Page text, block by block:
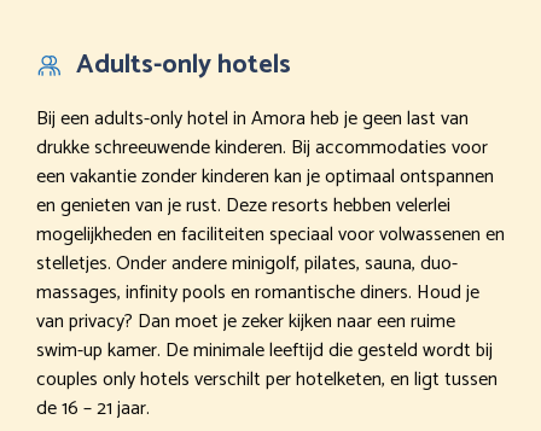
Adults-only hotels
Bij een adults-only hotel in Amora heb je geen last van
drukke schreeuwende kinderen. Bij accommodaties voor
een vakantie zonder kinderen kan je optimaal ontspannen
en genieten van je rust. Deze resorts hebben velerlei
mogelijkheden en faciliteiten speciaal voor volwassenen en
stelletjes. Onder andere minigolf, pilates, sauna, duo-
massages, infinity pools en romantische diners. Houd je
van privacy? Dan moet je zeker kijken naar een ruime
swim-up kamer. De minimale leeftijd die gesteld wordt bij
couples only hotels verschilt per hotelketen, en ligt tussen
de 16 – 21 jaar.